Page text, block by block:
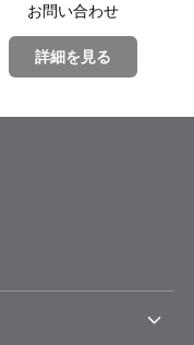
お問い合わせ
詳細を見る